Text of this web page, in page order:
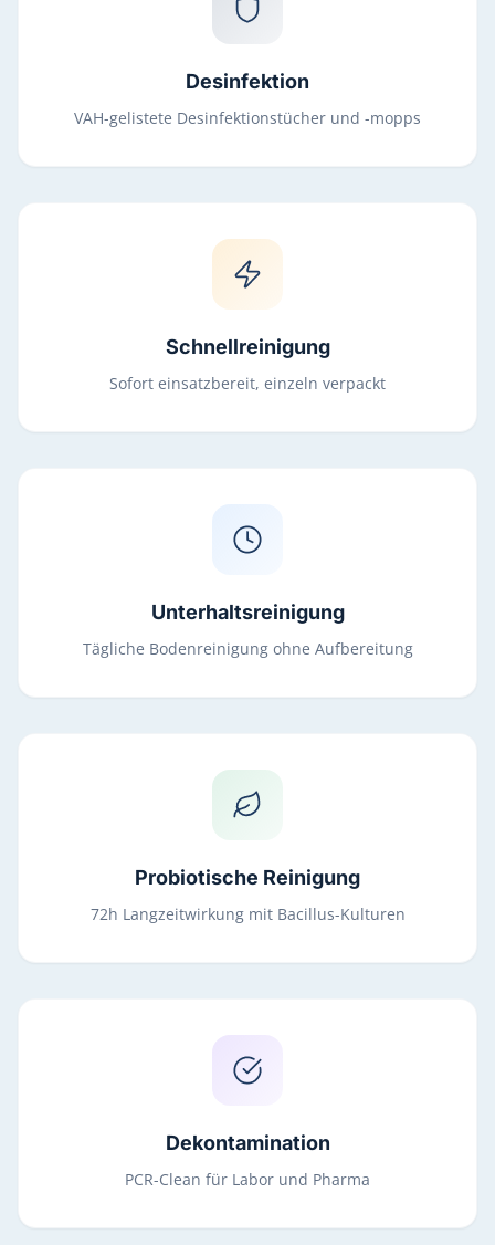
Desinfektion
VAH-gelistete Desinfektionstücher und -mopps
Schnellreinigung
Sofort einsatzbereit, einzeln verpackt
Unterhaltsreinigung
Tägliche Bodenreinigung ohne Aufbereitung
Probiotische Reinigung
72h Langzeitwirkung mit Bacillus-Kulturen
Dekontamination
PCR-Clean für Labor und Pharma